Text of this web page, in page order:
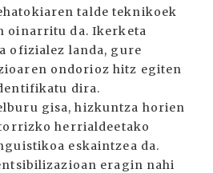
talde teknikoek
oinarritu da. Ikerketa
ofizialez landa, gure
ondorioz hitz egiten
dira.
gisa, hizkuntza horien
herrialdeetako
eskaintzea da.
eragin nahi